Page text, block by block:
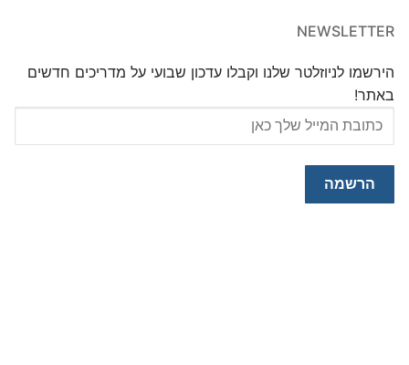
NEWSLETTER
הירשמו לניוזלטר שלנו וקבלו עדכון שבועי על מדריכים חדשים
באתר!